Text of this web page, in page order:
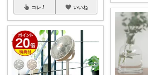
コレ いいね